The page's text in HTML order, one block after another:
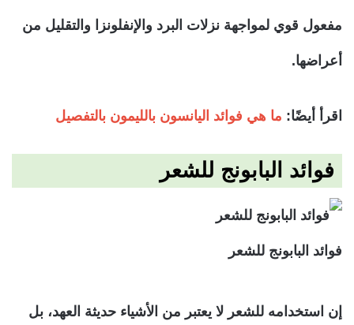
مفعول قوي لمواجهة نزلات البرد والإنفلونزا والتقليل من
أعراضها.
اقرأ أيضًا: ما هي فوائد اليانسون بالليمون بالتفصيل
فوائد البابونج للشعر
فوائد البابونج للشعر
إن استخدامه للشعر لا يعتبر من الأشياء حديثة العهد، بل